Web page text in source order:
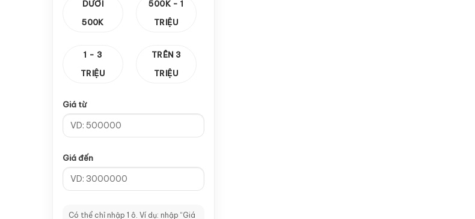
Thanh răng & Hộp Số
—Thanh răng
—
—Card V5 1
—Card V8
— Card V9
—Tay cầm A11 2
DƯỚI
500K
500K - 1
TRIỆU
1 - 3
TRIỆU
TRÊN 3
TRIỆU
Giá từ
Giá đến
Có thể chỉ nhập 1 ô. Ví dụ: nhập “Giá